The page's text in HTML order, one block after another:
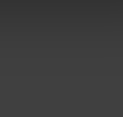
Die
und Marketing“